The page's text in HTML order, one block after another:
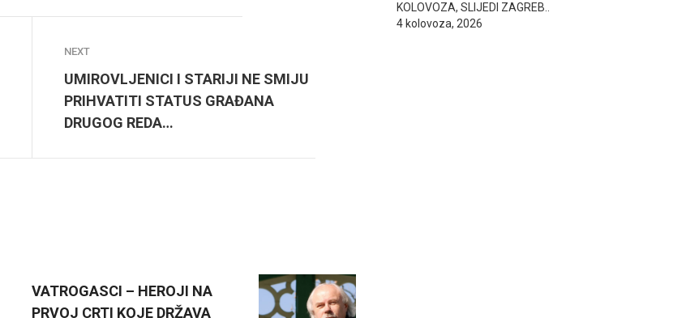
NEXT
UMIROVLJENICI I STARIJI NE SMIJU
PRIHVATITI STATUS GRAĐANA
DRUGOG REDA…
VATROGASCI – HEROJI NA
PRVOJ CRTI KOJE DRŽAVA
KOLOVOZA, SLIJEDI ZAGREB..
4 kolovoza, 2026